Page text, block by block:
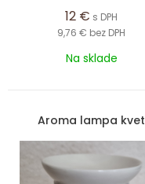
12 € s DPH
9,76 € bez DPH
Na sklade
Aroma lampa kvet